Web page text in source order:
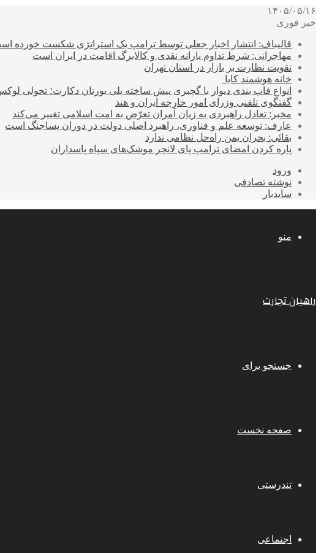
۱۴۰۵/۰۵/۱۶
خبر فوری
قالیباف: انتشار اخبار جعلی توسط ترامپ یک استراتژی شکست خورده
مهاجرانی: شرط تداوم یارانه نقدی و کالابرگ اقامت در ایران است
تقویت نظارت بر بازار در استان تهران
خانه هوشمند کایا
انواع قاب بندی دیوار با گچبری پیش ساخته پلی یورتان دکارت؛ تحولی
گفتگوی تلفنی وزرای امور خارجه ایران و هند
مخبر: تعادل راهبردی به زیان آمران تعرّض به امت اسلامی تغییر می‌کند
عارف: توسعه علم و فناوری، راهبرد اصلی دولت در دوران پساجنگ است
بقائی: بحران یمن راه‌حل نظامی ندارد
پاره کردن امضای ترامپ پای لانچر موشک‌های سپاه پاسداران
ورود
نوشته تصادفی
سایدبار
منو
راهیان تجارت
جستجو برای
صفحه نخست
تندرستی
اجتماعی